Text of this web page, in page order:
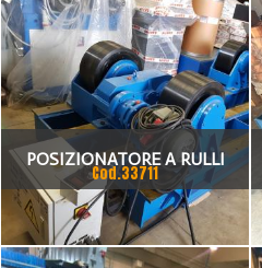
POSIZIONATORE A RULLI
MOTORIZZATO 60 TON
Cod.33711